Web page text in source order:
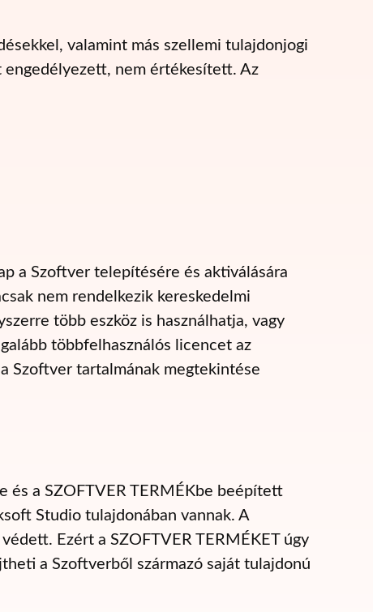
valamint más szellemi tulajdonjogi
engedélyezett, nem értékesített. Az
a Szoftver telepítésére és aktiválására
nem rendelkezik kereskedelmi
több eszköz is használhatja, vagy
többfelhasználós licencet az
Szoftver tartalmának megtekintése
és a SZOFTVER TERMÉKbe beépített
Studio tulajdonában vannak. A
Ezért a SZOFTVER TERMÉKET úgy
a Szoftverből származó saját tulajdonú